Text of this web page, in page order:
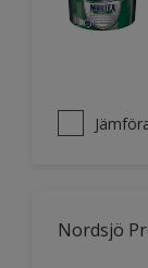
Nordsjö